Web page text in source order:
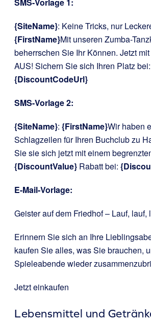
SMS-Vorlage 1:
{SiteName}: Keine Tricks, nur
{FirstName}Mit unseren Zumba-
beherrschen Sie Ihr Können. Jetzt mit
AUS! Sichern Sie sich Ihren Platz bei:
{DiscountCodeUrl}
SMS-Vorlage 2:
{SiteName}: {FirstName}Wir haben
Schlagzeilen für Ihren Buchclub zu
Sie sie sich jetzt mit einem
{DiscountValue} Rabatt bei:
E-Mail-Vorlage:
Geister auf dem Friedhof – Lauf, lauf,
Erinnern Sie sich an Ihre
kaufen Sie alles, was Sie brauchen,
Spieleabende wieder
Jetzt einkaufen
Lebensmittel und